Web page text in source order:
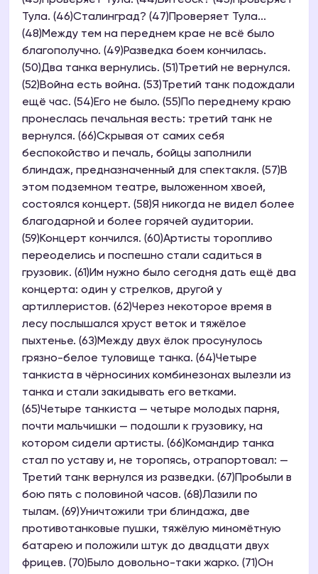
Тула. (46)Сталинград? (47)Проверяет Тула...
(48)Между тем на переднем крае не всё было
благополучно. (49)Разведка боем кончилась.
(50)Два танка вернулись. (51)Третий не вернулся.
(52)Война есть война. (53)Третий танк подождали
ещё час. (54)Его не было. (55)По переднему краю
пронеслась печальная весть: третий танк не
вернулся. (66)Скрывая от самих себя
беспокойство и печаль, бойцы заполнили
блиндаж, предназначенный для спектакля. (57)В
этом подземном театре, выложенном хвоей,
состоялся концерт. (58)Я никогда не видел более
благодарной и более горячей аудитории.
(59)Концерт кончился. (60)Артисты торопливо
переоделись и поспешно стали садиться в
грузовик. (61)Им нужно было сегодня дать ещё два
концерта: один у стрелков, другой у
артиллеристов. (62)Через некоторое время в
лесу послышался хруст веток и тяжёлое
пыхтенье. (6З)Между двух ёлок просунулось
грязно-белое туловище танка. (64)Четыре
танкиста в чёрносиних комбинезонах вылезли из
танка и стали закидывать его ветками.
(65)Четыре танкиста — четыре молодых парня,
почти мальчишки — подошли к грузовику, на
котором сидели артисты. (66)Командир танка
стал по уставу и, не торопясь, отрапортовал: —
Третий танк вернулся из разведки. (67)Пробыли в
бою пять с половиной часов. (68)Лазили по
тылам. (69)Уничтожили три блиндажа, две
противотанковые пушки, тяжёлую миномётную
батарею и положили штук до двадцати двух
фрицев. (70)Было довольно-таки жарко. (71)Он